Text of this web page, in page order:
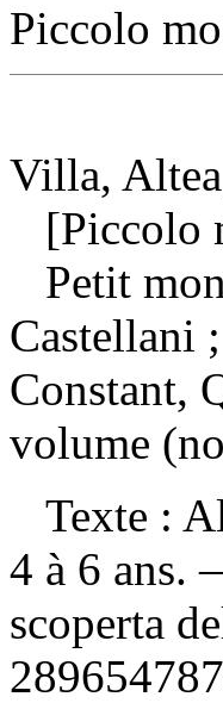
Piccolo
Villa,
[Piccolo
Petit
Castellani
Constant,
volume
Texte :
4 à 6 ans.
scoperta